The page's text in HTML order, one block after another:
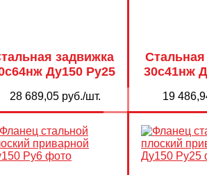
задвижка
Ду150 Ру25
28 689,05 руб./шт.
30с41нж
19